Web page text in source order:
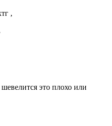
,
это плохо или